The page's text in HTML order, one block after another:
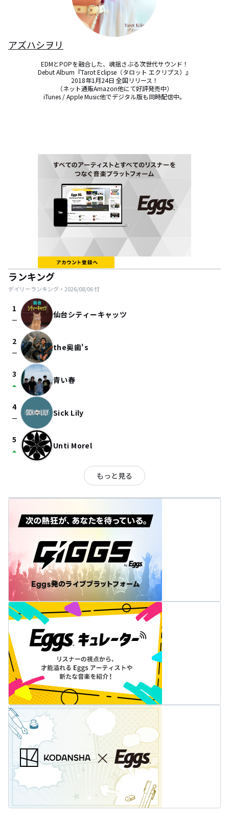
アズハシヲリ
EDMとPOPを融合した、魂揺さぶる次世代サウンド！
Debut Album『Tarot Eclipse（タロット エクリプス）』
2018年1月24日 全国リリース！
（ネット通販Amazon他にて好評発売中）
iTunes / Apple Music他でデジタル版も同時配信中。
ランキング
デイリーランキング・ 2026/08/06付
1
check_indeterminate_small 仙台シティーキャッツ
2
check_indeterminate_small the奥歯's
3
arrow_drop_up 青い春
4
check_indeterminate_small Sick Lily
5
arrow_drop_up Unti Morel
もっと見る